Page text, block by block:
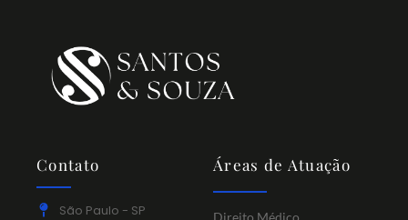
Contato
São Paulo - SP
Áreas de Atuação
Direito Médico